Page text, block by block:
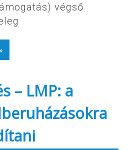
végső
– LMP: a